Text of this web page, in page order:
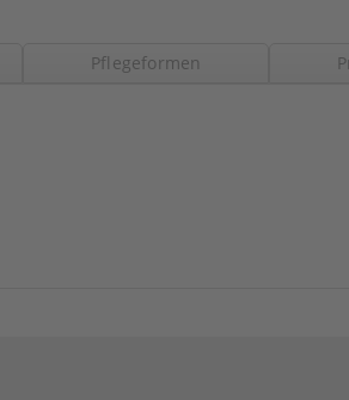
Pflegeformen